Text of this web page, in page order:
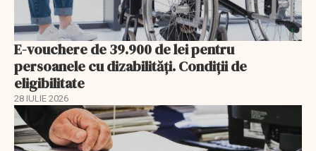
E-vouchere de 39.900 de lei pentru
persoanele cu dizabilități. Condiții de
eligibilitate
28 IULIE 2026